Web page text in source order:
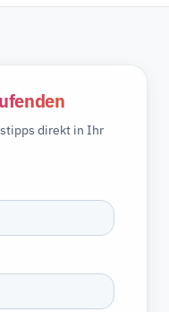
direkt in Ihr